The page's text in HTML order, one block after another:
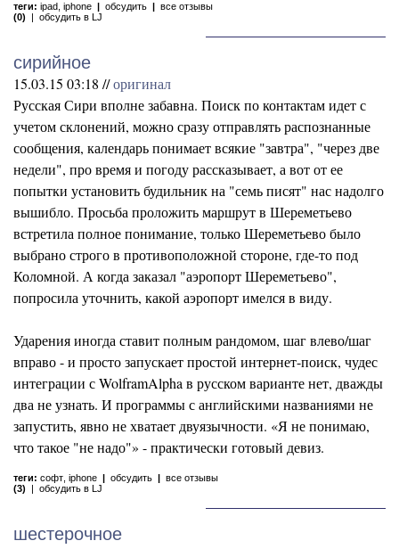
теги: ipad iphone | обсудить | все отзывы
(0) | обсудить в LJ
сирийное
15.03.15 03:18 //оригинал
Русская Сири вполне забавна. Поиск по контактам идет с
учетом склонений, можно сразу отправлять распознанные
сообщения, календарь понимает всякие "завтра", "через две
недели", про время и погоду рассказывает, а вот от ее
попытки установить будильник на "семь писят" нас надолго
вышибло. Просьба проложить маршрут в Шереметьево
встретила полное понимание, только Шереметьево было
выбрано строго в противоположной стороне, где-то под
Коломной. А когда заказал "аэропорт Шереметьево",
попросила уточнить, какой аэропорт имелся в виду.
Ударения иногда ставит полным рандомом, шаг влево/шаг
вправо - и просто запускает простой интернет-поиск, чудес
интеграции с WolframAlpha в русском варианте нет, дважды
два не узнать. И программы с английскими названиями не
запустить, явно не хватает двуязычности. «Я не понимаю,
что такое "не надо"» - практически готовый девиз.
теги: софт iphone | обсудить | все отзывы
(3) | обсудить в LJ
шестерочное